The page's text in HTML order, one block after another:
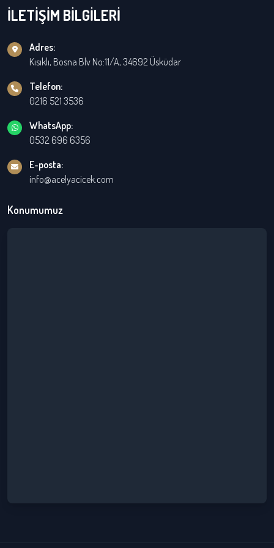
İLETİŞİM BİLGİLERİ
Adres:
Kısıklı, Bosna Blv No:11/A, 34692 Üsküdar
Telefon:
0216 521 3536
WhatsApp:
0532 696 6356
E-posta:
info@acelyacicek.com
Konumumuz